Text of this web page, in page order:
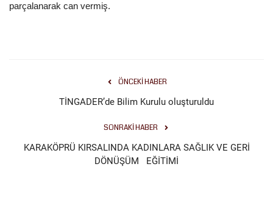
parçalanarak can vermiş.
ÖNCEKI HABER
TİNGADER’de Bilim Kurulu oluşturuldu
SONRAKI HABER
KARAKÖPRÜ KIRSALINDA KADINLARA SAĞLIK VE GERİ
DÖNÜŞÜM EĞİTİMİ